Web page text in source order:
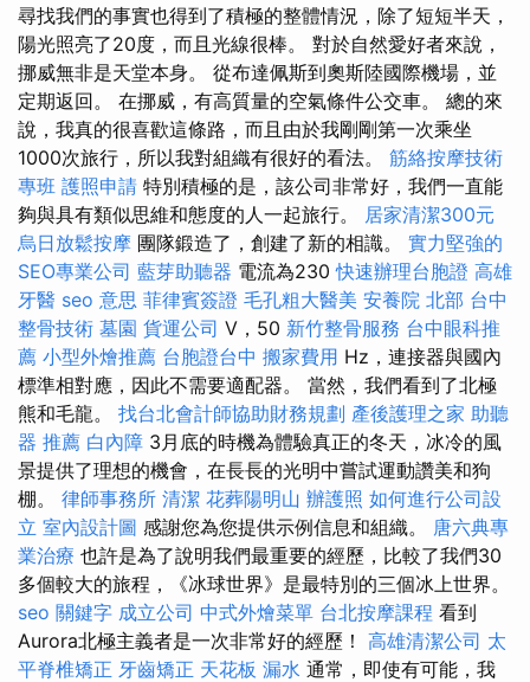
尋找我們的事實也得到了積極的整體情況，除了短短半天，
陽光照亮了20度，而且光線很棒。 對於自然愛好者來說，
挪威無非是天堂本身。 從布達佩斯到奧斯陸國際機場，並
定期返回。 在挪威，有高質量的空氣條件公交車。 總的來
說，我真的很喜歡這條路，而且由於我剛剛第一次乘坐
1000次旅行，所以我對組織有很好的看法。 筋絡按摩技術
專班 護照申請 特別積極的是，該公司非常好，我們一直能
夠與具有類似思維和態度的人一起旅行。 居家清潔300元
烏日放鬆按摩 團隊鍛造了，創建了新的相識。 實力堅強的
SEO專業公司 藍芽助聽器 電流為230快速辦理台胞證 高雄
牙醫 seo 意思 菲律賓簽證 毛孔粗大醫美 安養院 北部 台中
整骨技術 墓園 貨運公司 V，50 新竹整骨服務 台中眼科推
薦 小型外燴推薦 台胞證台中 搬家費用 Hz，連接器與國內
標準相對應，因此不需要適配器。 當然，我們看到了北極
熊和毛龍。 找台北會計師協助財務規劃 產後護理之家 助聽
器 推薦 白內障 3月底的時機為體驗真正的冬天，冰冷的風
景提供了理想的機會，在長長的光明中嘗試運動讚美和狗
棚。 律師事務所 清潔 花葬陽明山 辦護照 如何進行公司設
立 室內設計圖 感謝您為您提供示例信息和組織。 唐六典專
業治療 也許是為了說明我們最重要的經歷，比較了我們30
多個較大的旅程，《冰球世界》是最特別的三個冰上世界。
seo 關鍵字 成立公司 中式外燴菜單 台北按摩課程 看到
Aurora北極主義者是一次非常好的經歷！ 高雄清潔公司 太
平脊椎矯正 牙齒矯正 天花板 漏水 通常，即使有可能，我